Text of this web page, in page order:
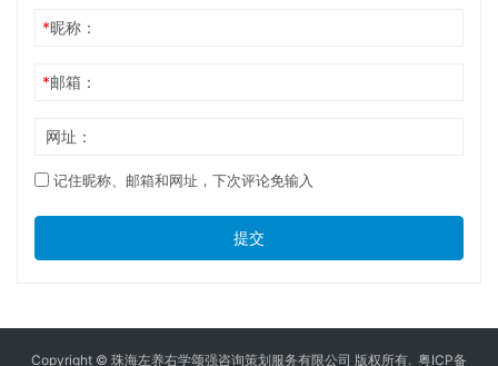
*昵称：
*邮箱：
网址：
记住昵称、邮箱和网址，下次评论免输入
提交
Copyright © 珠海左养右学颂强咨询策划服务有限公司 版权所有. 粤ICP备